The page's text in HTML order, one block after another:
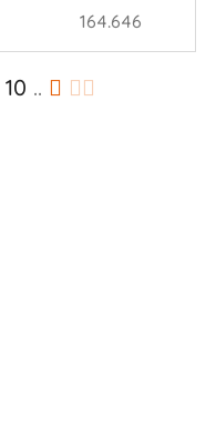
164.646
10 ..